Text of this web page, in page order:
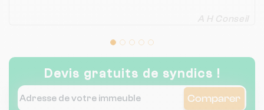
A H Conseil
Devis gratuits de syndics !
Comparer